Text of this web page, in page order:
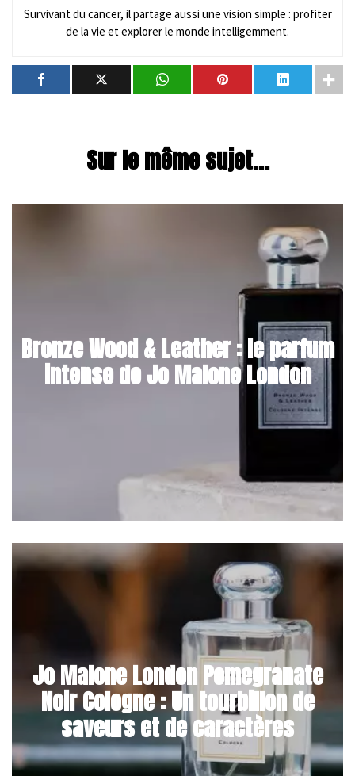
Survivant du cancer, il partage aussi une vision simple : profiter
de la vie et explorer le monde intelligemment.
Sur le même sujet...
Bronze Wood & Leather : le parfum
intense de Jo Malone London
Jo Malone London Pomegranate
Noir Cologne : Un tourbillon de
saveurs et de caractères